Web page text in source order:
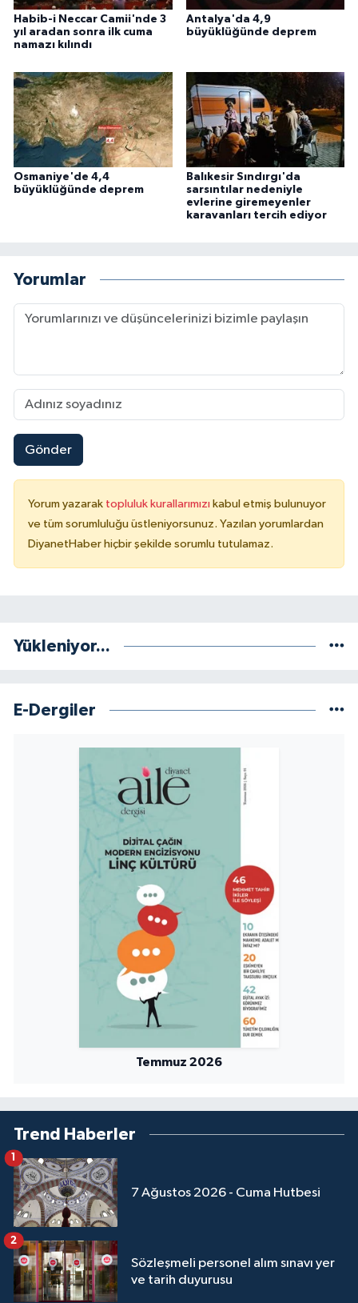
Habib-i Neccar Camii'nde 3
yıl aradan sonra ilk cuma
namazı kılındı
Antalya'da 4,9
büyüklüğünde deprem
Osmaniye'de 4,4
büyüklüğünde deprem
Balıkesir Sındırgı'da
sarsıntılar nedeniyle
evlerine giremeyenler
karavanları tercih ediyor
Yorumlar
Gönder
Yorum yazarak topluluk kurallarımızı kabul etmiş bulunuyor
ve tüm sorumluluğu üstleniyorsunuz. Yazılan yorumlardan
DiyanetHaber hiçbir şekilde sorumlu tutulamaz.
Yükleniyor...
E-Dergiler
Temmuz 2026
Trend Haberler
7 Ağustos 2026 - Cuma Hutbesi
1
Sözleşmeli personel alım sınavı yer
ve tarih duyurusu
2
Konya Müftülüğü
Kütahya Müftülüğü
Malatya Müftülüğü
Manisa Müftülüğü
Mardin Müftülüğü
Muğla Müftülüğü
Muş Müftülüğü
Niğde Müftülüğü
Ordu Müftülüğü
Osmaniye Müftülüğü
Rize Müftülüğü
Siirt Müftülüğü
Şanlıurfa Müftülüğü
Şırnak Müftülüğü
Tekirdağ Müftülüğü
Tokat Müftülüğü
Trabzon Müftülüğü
Tunceli Müftülüğü
Van Müftülüğü
Yozgat Müftülüğü
Zonguldak Müftülüğü